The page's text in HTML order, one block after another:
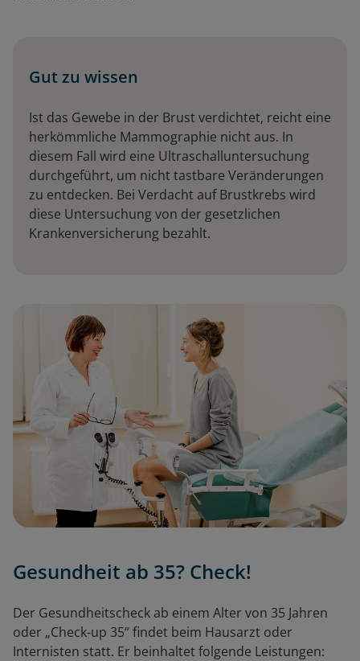
Gut zu wissen
Ist das Gewebe in der Brust verdichtet, reicht eine
herkömmliche Mammographie nicht aus. In
diesem Fall wird eine Ultraschalluntersuchung
durchgeführt, um nicht tastbare Veränderungen
zu entdecken. Bei Verdacht auf Brustkrebs wird
diese Untersuchung von der gesetzlichen
Krankenversicherung bezahlt.
Gesundheit ab 35? Check!
Der Gesundheitscheck ab einem Alter von 35 Jahren
oder „Check-up 35“ findet beim Hausarzt oder
Internisten statt. Er beinhaltet folgende Leistungen: